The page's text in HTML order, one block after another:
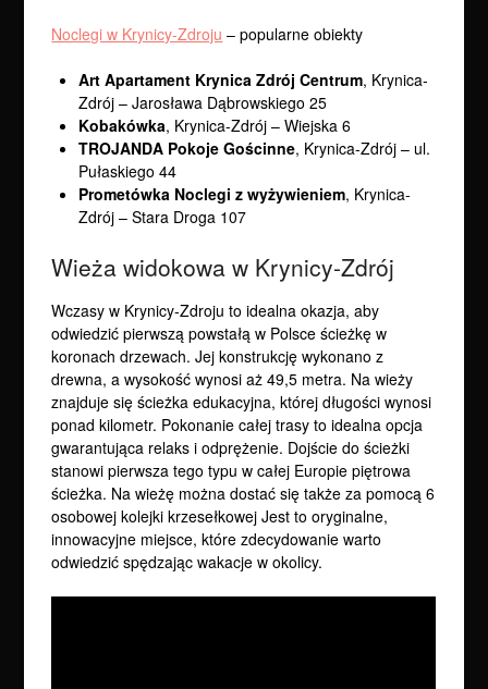
Noclegi w Krynicy-Zdroju – popularne obiekty
Art Apartament Krynica Zdrój Centrum, Krynica-
Zdrój – Jarosława Dąbrowskiego 25
Kobakówka, Krynica-Zdrój – Wiejska 6
TROJANDA Pokoje Gościnne, Krynica-Zdrój – ul.
Pułaskiego 44
Prometówka Noclegi z wyżywieniem, Krynica-
Zdrój – Stara Droga 107
Wieża widokowa w Krynicy-Zdrój
Wczasy w Krynicy-Zdroju to idealna okazja, aby
odwiedzić pierwszą powstałą w Polsce ścieżkę w
koronach drzewach. Jej konstrukcję wykonano z
drewna, a wysokość wynosi aż 49,5 metra. Na wieży
znajduje się ścieżka edukacyjna, której długości wynosi
ponad kilometr. Pokonanie całej trasy to idealna opcja
gwarantująca relaks i odprężenie. Dojście do ścieżki
stanowi pierwsza tego typu w całej Europie piętrowa
ścieżka. Na wieżę można dostać się także za pomocą 6
osobowej kolejki krzesełkowej Jest to oryginalne,
innowacyjne miejsce, które zdecydowanie warto
odwiedzić spędzając wakacje w okolicy.